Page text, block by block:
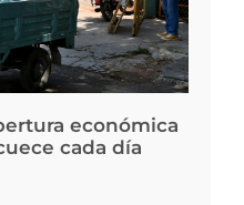
económica
cada día